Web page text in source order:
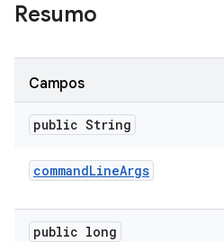
Resumo
Campos
public String
commandLineArgs
public long